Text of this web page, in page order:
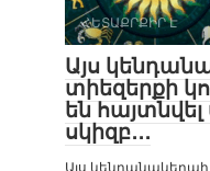
ՀԵՏԱՔՐՔԻՐ Է
Այս
տիեզերքի
են
սկիզբ․․․
Այս